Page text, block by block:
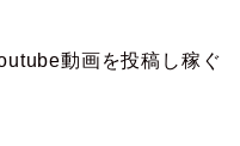
動画を投稿し稼ぐ